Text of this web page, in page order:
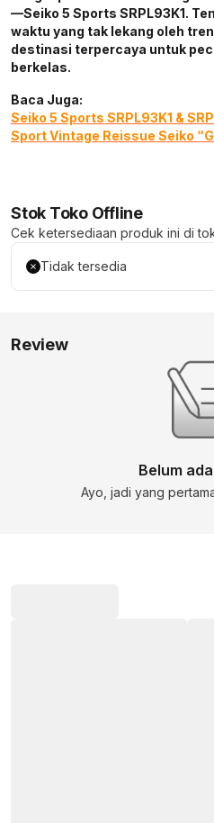
—Seiko 5 Sports SRPL93K1.
waktu yang tak lekang oleh
destinasi terpercaya untuk
berkelas.
Baca Juga:
Seiko 5 Sports SRPL93K1 &
Sport Vintage Reissue Seiko
Stok Toko Offline
Cek ketersediaan produk ini di
Tidak tersedia
Review
Belum
Ayo, jadi yang